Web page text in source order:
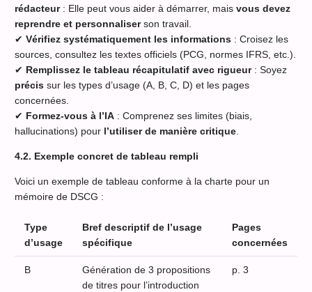
rédacteur: Elle peut vous aider à démarrer, mais vous devez
reprendre et personnaliserson travail.
✔ Vérifiez systématiquement les informations : Croisez les
sources, consultez les textes officiels (PCG, normes IFRS, etc.).
✔ Remplissez le tableau récapitulatif avec rigueur: Soyez
précis sur les types d’usage (A, B, C, D) et les pages
concernées.
✔ Formez-vous à l’IA : Comprenez ses limites (biais,
hallucinations) pour l’utiliser de manière critique.
4.2. Exemple concret de tableau rempli
Voici un exemple de tableau conforme à la charte pour un
mémoire de DSCG :
Type
d’usage
Bref descriptif de l’usage
spécifique
Pages
concernées
B
Génération de 3 propositions
de titres pour l’introduction
p. 3